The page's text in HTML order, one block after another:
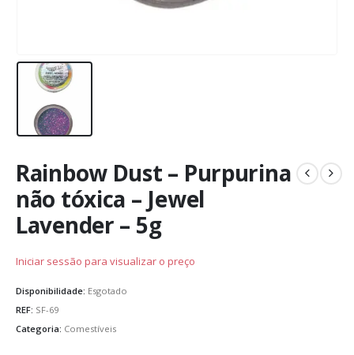
Rainbow Dust – Purpurina
não tóxica – Jewel
Lavender – 5g
Iniciar sessão para visualizar o preço
Disponibilidade: Esgotado
REF: SF-69
Categoria: Comestíveis